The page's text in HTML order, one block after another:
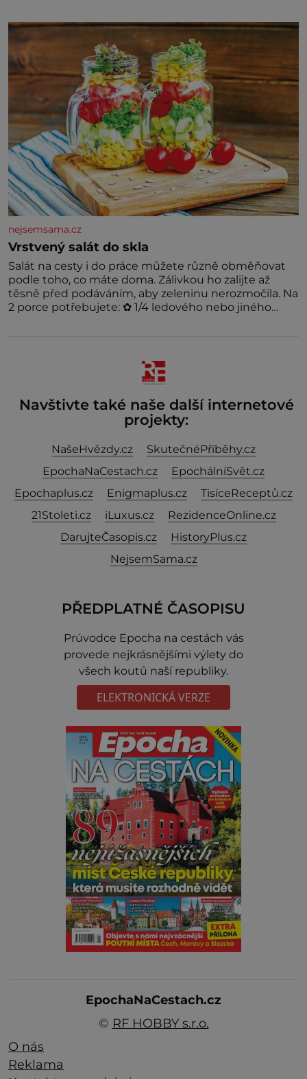
už tisíce let. Většina lidí vnímá rákos jen jako
obyčejnou kulisu letního koupání. Stačí se však
podívat
nejsemsama.cz
Vrstvený salát do skla
Salát na cesty i do práce můžete různě obměňovat
podle toho, co máte doma. Zálivkou ho zalijte až
těsně před podáváním, aby zeleninu nerozmočila. Na
2 porce potřebujete: ✿ 1/4 ledového nebo jiného
Navštivte také naše další internetové
projekty:
NašeHvězdy.cz
SkutečnéPříběhy.cz
EpochaNaCestach.cz
EpochálníSvět.cz
Epochaplus.cz
Enigmaplus.cz
TisíceReceptů.cz
21Stoleti.cz
iLuxus.cz
RezidenceOnline.cz
DarujteČasopis.cz
HistoryPlus.cz
NejsemSama.cz
PŘEDPLATNÉ ČASOPISU
Prúvodce Epocha na cestách vás
provede nejkrásnějšími výlety do
všech koutů naší republiky.
ELEKTRONICKÁ VERZE
EpochaNaCestach.cz
© RF HOBBY s.r.o.
O nás
Reklama